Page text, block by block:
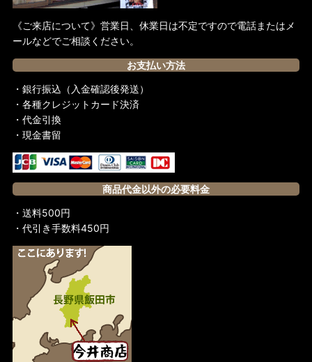
《ご来店について》営業日、休業日は不定ですので電話またはメ
ールなどでご相談ください。
お支払い方法
・銀行振込（入金確認後発送）
・各種クレジットカード決済
・代金引換
・現金書留
商品代金以外の必要料金
・送料500円
・代引き手数料450円